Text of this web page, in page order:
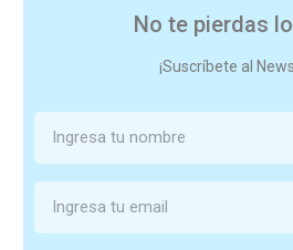
No te pierdas
¡Suscríbete al